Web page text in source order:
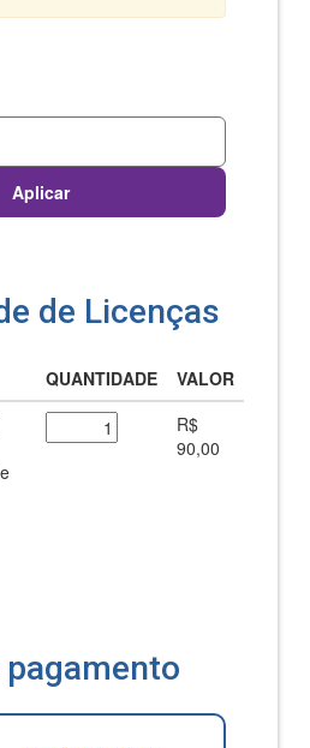
Aplicar
de Licenças
QUANTIDADE
VALOR
R$
90,00
pagamento